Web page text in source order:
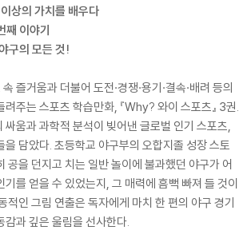
상의 가치를 배우다
째 이야기
구의 모든 것!
즐거움과 더불어 도전·경쟁·용기·결속·배려 등의
주는 스포츠 학습만화, 『Why? 와이 스포츠』 3권.
싸움과 과학적 분석이 빚어낸 글로벌 인기 스포츠,
을 담았다. 초등학교 야구부의 오합지졸 성장 스토
공을 던지고 치는 일반 놀이에 불과했던 야구가 어
기를 얻을 수 있었는지, 그 매력에 흠뻑 빠져 들 것이
적인 그림 연출은 독자에게 마치 한 편의 야구 경기
과 깊은 울림을 선사한다.